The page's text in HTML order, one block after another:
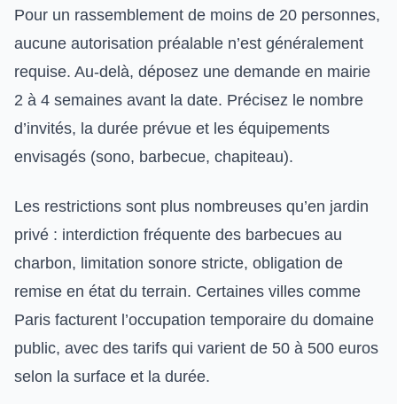
Pour un rassemblement de moins de 20 personnes,
aucune autorisation préalable n’est généralement
requise. Au-delà, déposez une demande en mairie
2 à 4 semaines avant la date. Précisez le nombre
d’invités, la durée prévue et les équipements
envisagés (sono, barbecue, chapiteau).
Les restrictions sont plus nombreuses qu’en jardin
privé : interdiction fréquente des barbecues au
charbon, limitation sonore stricte, obligation de
remise en état du terrain. Certaines villes comme
Paris facturent l’occupation temporaire du domaine
public, avec des tarifs qui varient de 50 à 500 euros
selon la surface et la durée.